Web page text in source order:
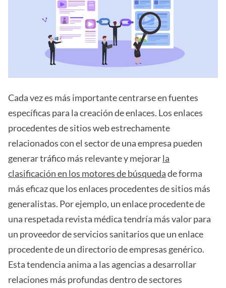
Cada vez es más importante centrarse en fuentes
específicas para la creación de enlaces. Los enlaces
procedentes de sitios web estrechamente
relacionados con el sector de una empresa pueden
generar tráfico más relevante y mejorarla
clasificación en los motores de búsquedade forma
más eficaz que los enlaces procedentes de sitios más
generalistas. Por ejemplo, un enlace procedente de
una respetada revista médica tendría más valor para
un proveedor de servicios sanitarios que un enlace
procedente de un directorio de empresas genérico.
Esta tendencia anima a las agencias a desarrollar
relaciones más profundas dentro de sectores